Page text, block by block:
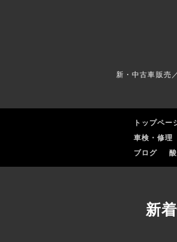
新・中古車販売
トップペー
車検・修理
ブログ
新